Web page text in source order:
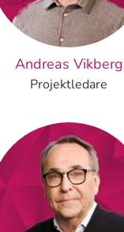
Andreas Vikberg
Projektledare